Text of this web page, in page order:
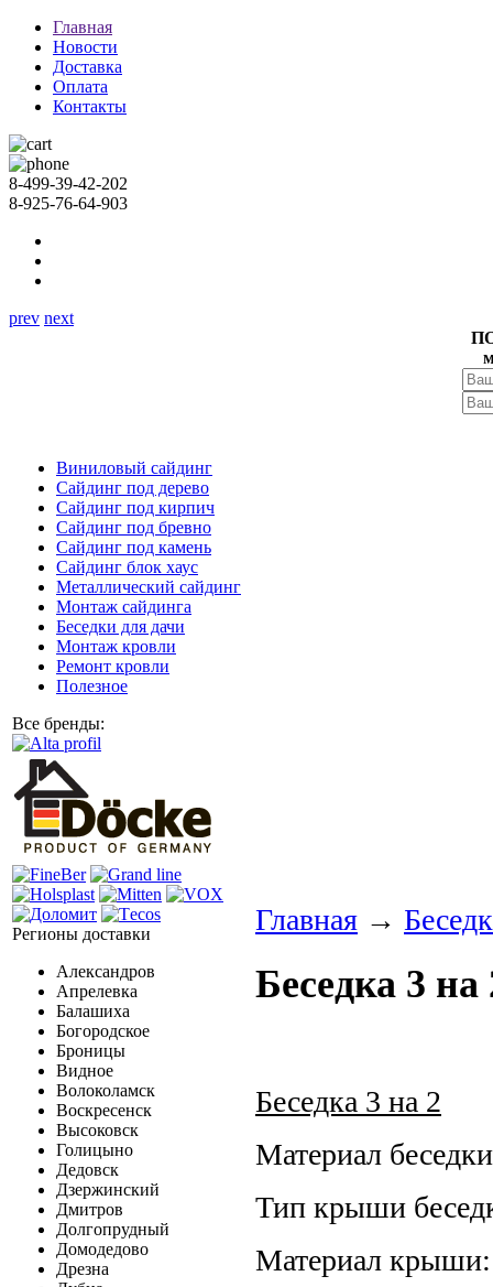
Главная
Новости
Доставка
Оплата
Контакты
8-499-39-42-202
8-925-76-64-903
prev next
Виниловый сайдинг
Сайдинг под дерево
Сайдинг под кирпич
Сайдинг под бревно
Сайдинг под камень
Cайдинг блок хаус
Металлический сайдинг
Монтаж сайдинга
Беседки для дачи
Монтаж кровли
Ремонт кровли
Полезное
Все бренды:
Регионы доставки
Александров
Апрелевка
Балашиха
Богородское
Броницы
Видное
Волоколамск
Воскресенск
Высоковск
Голицыно
Дедовск
Дзержинский
Дмитров
Долгопрудный
Домодедово
Дрезна
Главная →
Беседка 3 на
Беседка 3 на 2
Материал
Тип крыши
Материал крыши: